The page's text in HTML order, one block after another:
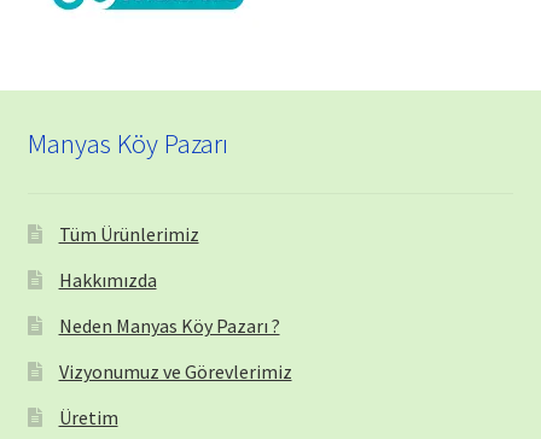
Manyas Köy Pazarı
Tüm Ürünlerimiz
Hakkımızda
Neden Manyas Köy Pazarı ?
Vizyonumuz ve Görevlerimiz
Üretim